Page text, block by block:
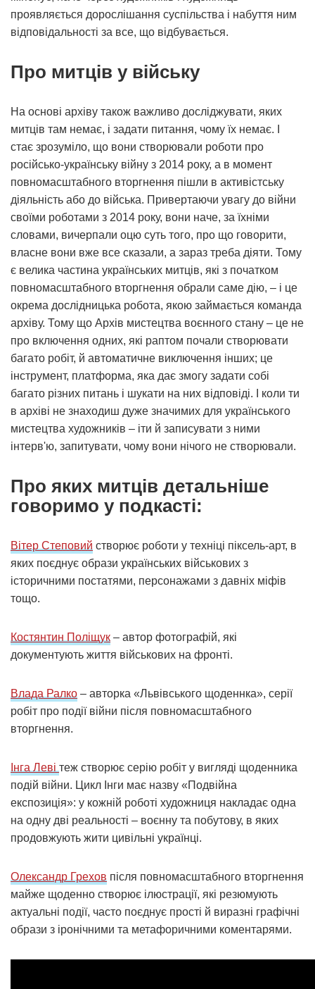
проявляється дорослішання суспільства і набуття ним
відповідальності за все, що відбувається.
Про митців у війську
На основі архіву також важливо досліджувати, яких
митців там немає, і задати питання, чому їх немає. І
стає зрозуміло, що вони створювали роботи про
російсько-українську війну з 2014 року, а в момент
повномасштабного вторгнення пішли в активістську
діяльність або до війська. Привертаючи увагу до війни
своїми роботами з 2014 року, вони наче, за їхніми
словами, вичерпали оцю суть того, про що говорити,
власне вони вже все сказали, а зараз треба діяти. Тому
є велика частина українських митців, які з початком
повномасштабного вторгнення обрали саме дію, – і це
окрема дослідницька робота, якою займається команда
архіву. Тому що Архів мистецтва воєнного стану – це не
про включення одних, які раптом почали створювати
багато робіт, й автоматичне виключення інших; це
інструмент, платформа, яка дає змогу задати собі
багато різних питань і шукати на них відповіді. І коли ти
в архіві не знаходиш дуже значимих для українського
мистецтва художників – іти й записувати з ними
інтерв'ю, запитувати, чому вони нічого не створювали.
Про яких митців детальніше
говоримо у подкасті:
Вітер Степовий створює роботи у техніці піксель-арт, в
яких поєднує образи українських військових з
історичними постатями, персонажами з давніх міфів
тощо.
Костянтин Поліщук – автор фотографій, які
документують життя військових на фронті.
Влада Ралко – авторка «Львівського щоденнка», серії
робіт про події війни після повномасштабного
вторгнення.
Інга Леві теж створює серію робіт у вигляді щоденника
подій війни. Цикл Інги має назву «Подвійна
експозиція»: у кожній роботі художниця накладає одна
на одну дві реальності – воєнну та побутову, в яких
продовжують жити цивільні українці.
Олександр Грехов після повномасштабного вторгнення
майже щоденно створює ілюстрації, які резюмують
актуальні події, часто поєднує прості й виразні графічні
образи з іронічними та метафоричними коментарями.